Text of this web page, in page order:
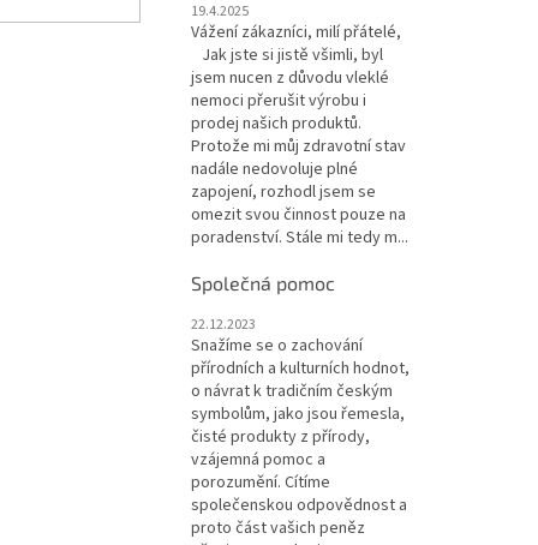
19.4.2025
Vážení zákazníci, milí přátelé,
Jak jste si jistě všimli, byl
jsem nucen z důvodu vleklé
nemoci přerušit výrobu i
prodej našich produktů.
Protože mi můj zdravotní stav
nadále nedovoluje plné
zapojení, rozhodl jsem se
omezit svou činnost pouze na
poradenství. Stále mi tedy m...
Společná pomoc
22.12.2023
Snažíme se o zachování
přírodních a kulturních hodnot,
o návrat k tradičním českým
symbolům, jako jsou řemesla,
čisté produkty z přírody,
vzájemná pomoc a
porozumění. Cítíme
společenskou odpovědnost a
proto část vašich peněz